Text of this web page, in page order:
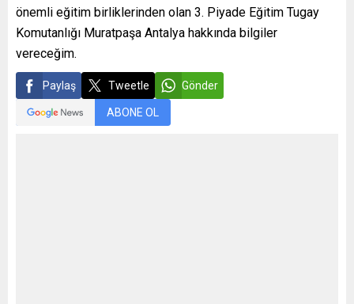
önemli eğitim birliklerinden olan 3. Piyade Eğitim Tugay
Komutanlığı Muratpaşa Antalya hakkında bilgiler
vereceğim.
Paylaş Tweetle Gönder
ABONE OL